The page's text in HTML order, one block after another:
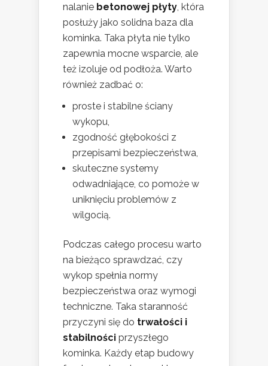
nalanie betonowej płyty , która
posłuży jako solidna baza dla
kominka. Taka płyta nie tylko
zapewnia mocne wsparcie, ale
też izoluje od podłoża. Warto
również zadbać o:
proste i stabilne ściany
wykopu,
zgodność głębokości z
przepisami bezpieczeństwa,
skuteczne systemy
odwadniające, co pomoże w
uniknięciu problemów z
wilgocią.
Podczas całego procesu warto
na bieżąco sprawdzać, czy
wykop spełnia normy
bezpieczeństwa oraz wymogi
techniczne. Taka staranność
przyczyni się do trwałości i
stabilności przyszłego
kominka. Każdy etap budowy